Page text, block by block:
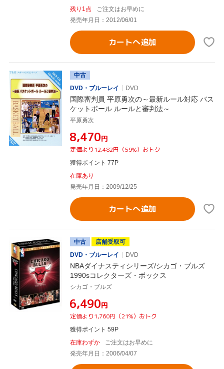
残り1点
ご注文はお早めに
発売年月日：2012/06/01
カートへ追加
中古
DVD・ブルーレイ
DVD
国際審判員 平原勇次の～最新ルール対応 バス
ケットボール ルールと審判法～
平原勇次
¥8,470円
定価より12,482円（59%）おトク
獲得ポイント 77P
在庫あり
発売年月日：2009/12/25
カートへ追加
中古
店舗受取可
DVD・ブルーレイ
DVD
NBAダイナスティシリーズ/シカゴ・ブルズ
1990sコレクターズ・ボックス
シカゴ・ブルズ
¥6,490円
定価より1,760円（21%）おトク
獲得ポイント 59P
在庫わずか
ご注文はお早めに
発売年月日：2006/04/07